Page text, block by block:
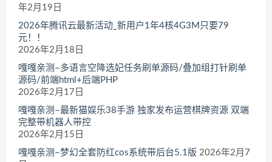
年2月19日
2026年腾讯云最新活动_新用户1年4核4G3M只要79
元！！
2026年2月18日
嘎嘎亲测–多语言空降选妃任务刷单源码/叠加组打针刷单
源码/前端html+后端PHP
2026年2月17日
嘎嘎亲测–最新猫娱乐38手游 独家发布运营棋牌资源 双端
完整带机器人带控
2026年2月15日
嘎嘎亲测–梦幻全套防红cos系统带后台5.1版 2026年2月7